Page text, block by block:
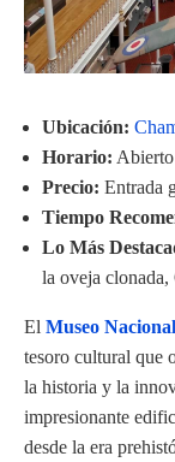
Ubicación:
Horario:
Precio: Entrada
Tiempo
Lo Más
la oveja clonada,
El Museo
tesoro cultural que
la historia y la
impresionante
desde la era